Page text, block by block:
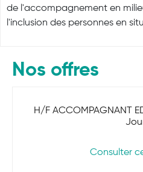
de l'accompagnement en
l'inclusion des personnes en
Nos offres
H/F ACCOMPAGNANT
Consulter